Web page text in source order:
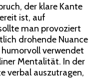
der klare Kante
ist, auf
man provoziert
drohende Nuance
verwendet
Mentalität. In der
verbal auszutragen,